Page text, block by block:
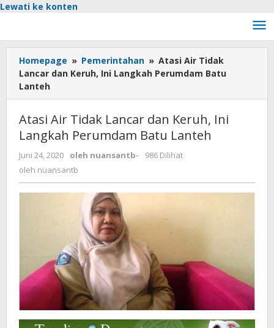
Lewati ke konten
Homepage » Pemerintahan » Atasi Air Tidak
Lancar dan Keruh, Ini Langkah Perumdam Batu
Lanteh
Atasi Air Tidak Lancar dan Keruh, Ini
Langkah Perumdam Batu Lanteh
Juni 24, 2020 oleh nuansantb-
986 Dilihat
oleh nuansantb